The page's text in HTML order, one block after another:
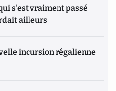
s'est vraiment passé
ailleurs
incursion régalienne